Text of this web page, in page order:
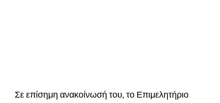
Σε επίσημη ανακοίνωσή του, το Επιμελητήριο